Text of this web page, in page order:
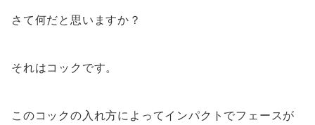
さて何だと思いますか？
それはコックです。
このコックの入れ方によってインパクトでフェースが